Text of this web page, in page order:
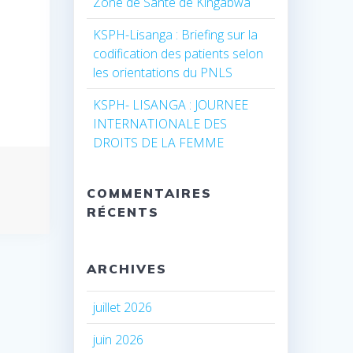
KSPH-Lisanga : Briefing sur la
codification des patients selon
les orientations du PNLS
KSPH- LISANGA : JOURNEE
INTERNATIONALE DES
DROITS DE LA FEMME
COMMENTAIRES
RÉCENTS
ARCHIVES
juillet 2026
juin 2026